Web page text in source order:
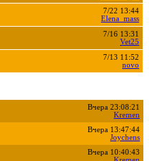
7/22 13:44
Elena_mass
7/16 13:31
Vet25
7/13 11:52
novo
Вчера 23:08:21
Kremen
Вчера 13:47:44
Joychens
Вчера 10:40:43